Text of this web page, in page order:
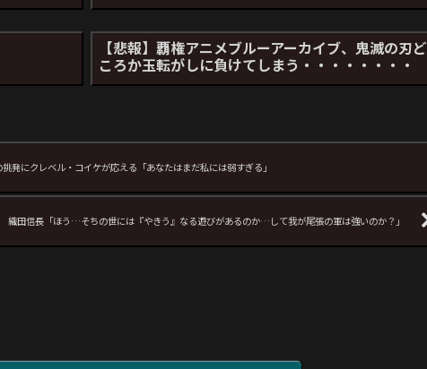
【悲報】覇権アニメブルーアーカイブ、鬼滅の刃ど
ころか玉転がしに負けてしまう・・・・・・・・
発にクレベル・コイケが応える「あなたはまだ私には弱すぎる」
織田信長「ほう…そちの世には『やきう』なる遊びがあるのか…して我が尾張の軍は強いのか？」